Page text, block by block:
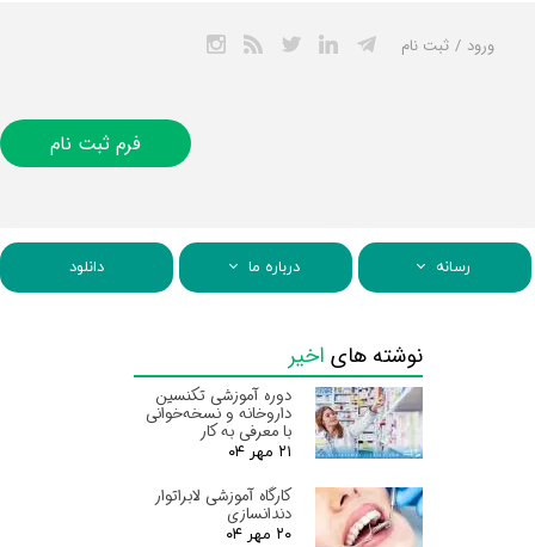
ورود / ثبت نام
کاربری
فرم ثبت نام
رسانه درباره ما دانلود
نوشته های اخیر
دوره آموزشی تکنسین
داروخانه و نسخه‌خوانی
با معرفی به کار
۲۱ مهر ۰۴
کارگاه آموزشی لابراتوار
دندانسازی
۲۰ مهر ۰۴